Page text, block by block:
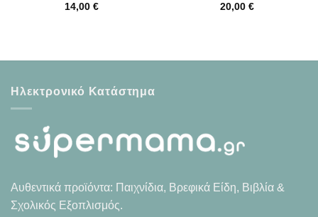
14,00 €
20,00 €
Ηλεκτρονικό Κατάστημα
Αυθεντικά προϊόντα: Παιχνίδια, Βρεφικά Είδη, Βιβλία &
Σχολικός Εξοπλισμός.